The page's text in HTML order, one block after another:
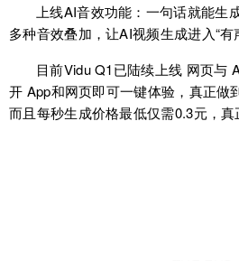
上线AI音效功能：一句话就能生
多种音效叠加，让AI视频生成进入“有
目前Vidu Q1已陆续上线 网页与
开 App和网页即可一键体验，真正做
而且每秒生成价格最低仅需0.3元，真